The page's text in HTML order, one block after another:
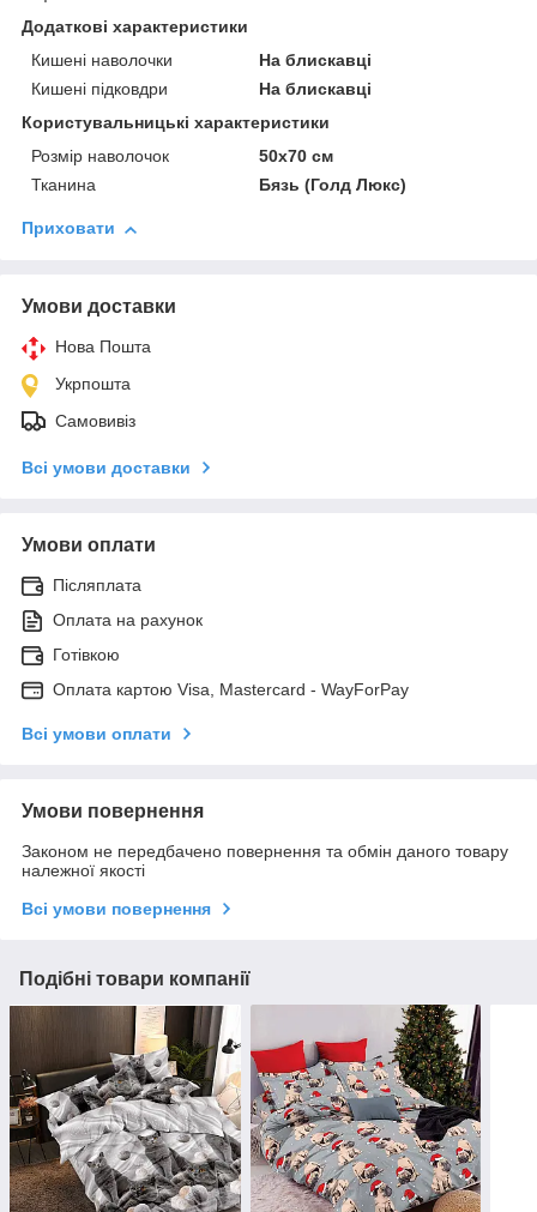
Додаткові характеристики
Кишені наволочки
На блискавці
Кишені підковдри
На блискавці
Користувальницькі характеристики
Розмір наволочок
50х70 см
Тканина
Бязь (Голд Люкс)
Приховати
Умови доставки
Нова Пошта
Укрпошта
Самовивіз
Всі умови доставки
Умови оплати
Післяплата
Оплата на рахунок
Готівкою
Оплата картою Visa, Mastercard - WayForPay
Всі умови оплати
Умови повернення
Законом не передбачено повернення та обмін даного товару
належної якості
Всі умови повернення
Подібні товари компанії